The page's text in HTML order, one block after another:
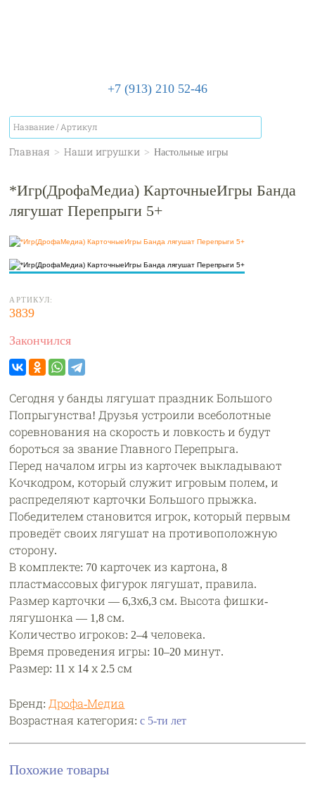
+7 (913) 210 52-46
Главная > Наши игрушки > Настольные игры
*Игр(ДрофаМедиа) КарточныеИгры Банда
лягушат Перепрыги 5+
АРТИКУЛ:
3839
Закончился
Сегодня у банды лягушат праздник Большого
Попрыгунства! Друзья устроили всеболотные
соревнования на скорость и ловкость и будут
бороться за звание Главного Перепрыга.
Перед началом игры из карточек выкладывают
Кочкодром, который служит игровым полем, и
распределяют карточки Большого прыжка.
Победителем становится игрок, который первым
проведёт своих лягушат на противоположную
сторону.
В комплекте: 70 карточек из картона, 8
пластмассовых фигурок лягушат, правила.
Размер карточки — 6,3х6,3 см. Высота фишки-
лягушонка — 1,8 см.
Количество игроков: 2–4 человека.
Время проведения игры: 10–20 минут.
Размер: 11 х 14 х 2.5 см
Бренд: Дрофа-Медиа
Возрастная категория:с 5-ти лет
Похожие товары